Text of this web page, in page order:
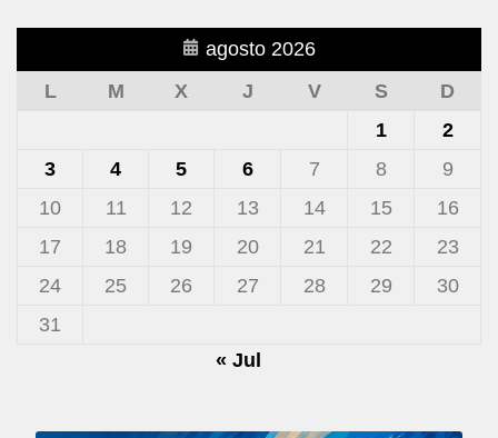
agosto 2026
L
M X J V S
D
1
2
3
4 5 6 7 8
9
10
11 12 13 14 15
16
17
18 19 20 21 22
23
24
25 26 27 28 29
30
31
« Jul